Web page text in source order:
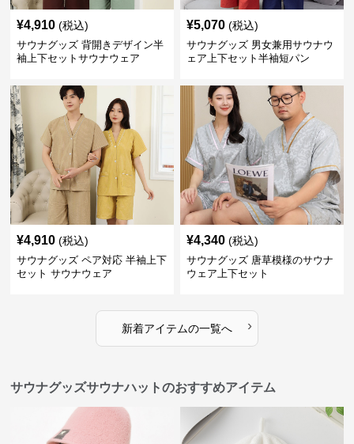
¥4,910 (税込)
サウナグッズ 背開きデザイン半
袖上下セットサウナウェア
¥5,070 (税込)
サウナグッズ 男女兼用サウナウ
ェア上下セット半袖短パン
¥4,910 (税込)
サウナグッズ ペア対応 半袖上下
セット サウナウェア
¥4,340 (税込)
サウナグッズ 唐草模様のサウナ
ウェア上下セット
新着アイテムの一覧へ ›
サウナグッズサウナハットのおすすめアイテム